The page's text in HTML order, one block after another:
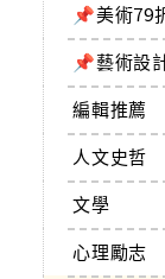
📌美術79
📌藝術設
編輯推薦
人文史哲
文學
心理勵志